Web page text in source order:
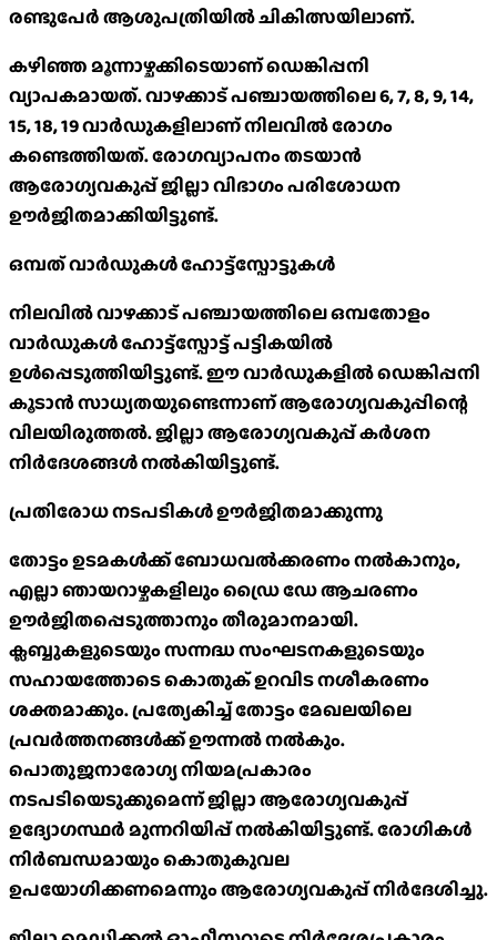
രണ്ടുപേർ ആശുപത്രിയിൽ ചികിത്സയിലാണ്.
കഴിഞ്ഞ മൂന്നാഴ്ചക്കിടെയാണ് ഡെങ്കിപ്പനി
വ്യാപകമായത്. വാഴക്കാട് പഞ്ചായത്തിലെ 6, 7, 8, 9, 14,
15, 18, 19 വാർഡുകളിലാണ് നിലവിൽ രോഗം
കണ്ടെത്തിയത്. രോഗവ്യാപനം തടയാൻ
ആരോഗ്യവകുപ്പ് ജില്ലാ വിഭാഗം പരിശോധന
ഊർജിതമാക്കിയിട്ടുണ്ട്.
ഒമ്പത് വാർഡുകൾ ഹോട്ട്‌സ്പോട്ടുകൾ
നിലവിൽ വാഴക്കാട് പഞ്ചായത്തിലെ ഒമ്പതോളം
വാർഡുകൾ ഹോട്ട്‌സ്പോട്ട് പട്ടികയിൽ
ഉൾപ്പെടുത്തിയിട്ടുണ്ട്. ഈ വാർഡുകളിൽ ഡെങ്കിപ്പനി
കൂടാൻ സാധ്യതയുണ്ടെന്നാണ് ആരോഗ്യവകുപ്പിന്റെ
വിലയിരുത്തൽ. ജില്ലാ ആരോഗ്യവകുപ്പ് കർശന
നിർദേശങ്ങൾ നൽകിയിട്ടുണ്ട്.
പ്രതിരോധ നടപടികൾ ഊർജിതമാക്കുന്നു
തോട്ടം ഉടമകൾക്ക് ബോധവൽക്കരണം നൽകാനും,
എല്ലാ ഞായറാഴ്ചകളിലും ഡ്രൈ ഡേ ആചരണം
ഊർജിതപ്പെടുത്താനും തീരുമാനമായി.
ക്ലബ്ബുകളുടെയും സന്നദ്ധ സംഘടനകളുടെയും
സഹായത്തോടെ കൊതുക് ഉറവിട നശീകരണം
ശക്തമാക്കും. പ്രത്യേകിച്ച് തോട്ടം മേഖലയിലെ
പ്രവർത്തനങ്ങൾക്ക് ഊന്നൽ നൽകും.
പൊതുജനാരോഗ്യ നിയമപ്രകാരം
നടപടിയെടുക്കുമെന്ന് ജില്ലാ ആരോഗ്യവകുപ്പ്
ഉദ്യോഗസ്ഥർ മുന്നറിയിപ്പ് നൽകിയിട്ടുണ്ട്. രോഗികൾ
നിർബന്ധമായും കൊതുകുവല
ഉപയോഗിക്കണമെന്നും ആരോഗ്യവകുപ്പ് നിർദേശിച്ചു.